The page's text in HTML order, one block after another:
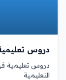
دروس
دروس تعليمية
التعليمية